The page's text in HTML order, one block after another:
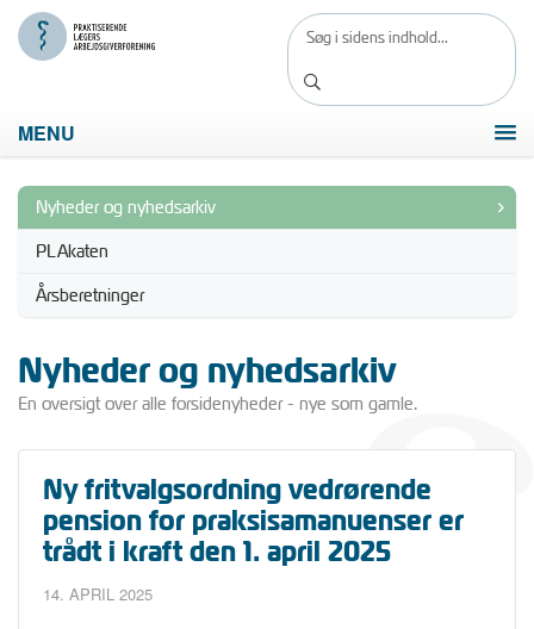
MENU
Nyheder og nyhedsarkiv
PLAkaten
Årsberetninger
Nyheder og nyhedsarkiv
En oversigt over alle forsidenyheder - nye som gamle.
Ny fritvalgsordning vedrørende
pension for praksisamanuenser er
trådt i kraft den 1. april 2025
14. APRIL 2025